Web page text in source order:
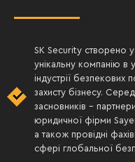
SK Security створено у
унікальну компанію в
індустрії безпекових
захисту бізнесу.
засновників –
юридичної фірми
а також провідні
сфері глобальної